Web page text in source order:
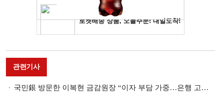
관련기사
국민銀 방문한 이복현 금감원장 “이자 부담 가중…은행 고통 분담해야”